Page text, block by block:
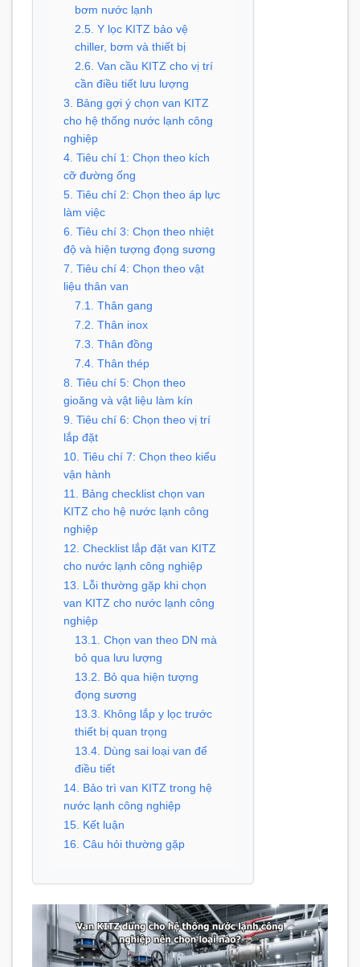
bơm nước lạnh
2.5. Y lọc KITZ bảo vệ
chiller, bơm và thiết bị
2.6. Van cầu KITZ cho vị trí
cần điều tiết lưu lượng
3. Bảng gợi ý chọn van KITZ
cho hệ thống nước lạnh công
nghiệp
4. Tiêu chí 1: Chọn theo kích
cỡ đường ống
5. Tiêu chí 2: Chọn theo áp lực
làm việc
6. Tiêu chí 3: Chọn theo nhiệt
độ và hiện tượng đọng sương
7. Tiêu chí 4: Chọn theo vật
liệu thân van
7.1. Thân gang
7.2. Thân inox
7.3. Thân đồng
7.4. Thân thép
8. Tiêu chí 5: Chọn theo
gioăng và vật liệu làm kín
9. Tiêu chí 6: Chọn theo vị trí
lắp đặt
10. Tiêu chí 7: Chọn theo kiểu
vận hành
11. Bảng checklist chọn van
KITZ cho hệ nước lạnh công
nghiệp
12. Checklist lắp đặt van KITZ
cho nước lạnh công nghiệp
13. Lỗi thường gặp khi chọn
van KITZ cho nước lạnh công
nghiệp
13.1. Chọn van theo DN mà
bỏ qua lưu lượng
13.2. Bỏ qua hiện tượng
đọng sương
13.3. Không lắp y lọc trước
thiết bị quan trọng
13.4. Dùng sai loại van để
điều tiết
14. Bảo trì van KITZ trong hệ
nước lạnh công nghiệp
15. Kết luận
16. Câu hỏi thường gặp